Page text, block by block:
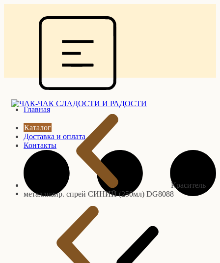
Каталог
Доставка и оплата
Контакты
Главная
Краситель
металлизир. спрей СИНИЙ (250мл) DG8088